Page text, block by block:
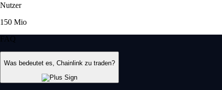
Nutzer
150 Mio
FAQ
Was bedeutet es, Chainlink zu traden?